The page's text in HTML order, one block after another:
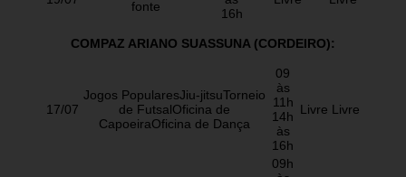
fonte
16h
COMPAZ ARIANO SUASSUNA (CORDEIRO):
17/07
Jogos PopularesJiu-jitsuTorneio
de FutsalOficina de
CapoeiraOficina de Dança
09
às
11h
14h
às
16h
Livre Livre
09h